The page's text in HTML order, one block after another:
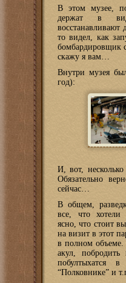
В этом музее,
держат в
восстанавливают
то видел, как
бомбардировщик
скажу я вам…
Внутри музея
год):
И, вот,
Обязательно
сейчас…
В общем,
все, что хотели
ясно, что стоит
на визит в этот
в полном объеме.
акул,
побултыхатся
“Полковнике” и